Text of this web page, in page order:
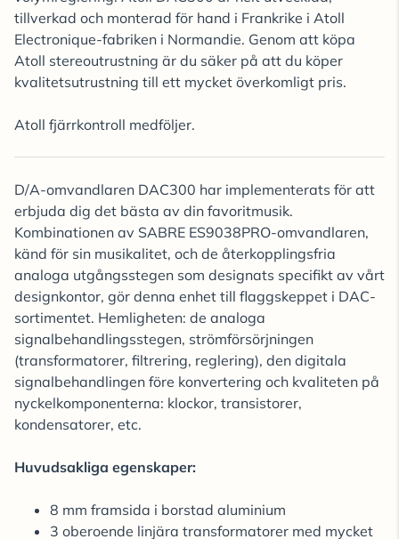
tillverkad och monterad för hand i Frankrike i Atoll
Electronique-fabriken i Normandie. Genom att köpa
Atoll stereoutrustning är du säker på att du köper
kvalitetsutrustning till ett mycket överkomligt pris.
Atoll fjärrkontroll medföljer.
D/A-omvandlaren DAC300 har implementerats för att
erbjuda dig det bästa av din favoritmusik.
Kombinationen av SABRE ES9038PRO-omvandlaren,
känd för sin musikalitet, och de återkopplingsfria
analoga utgångsstegen som designats specifikt av vårt
designkontor, gör denna enhet till flaggskeppet i DAC-
sortimentet. Hemligheten: de analoga
signalbehandlingsstegen, strömförsörjningen
(transformatorer, filtrering, reglering), den digitala
signalbehandlingen före konvertering och kvaliteten på
nyckelkomponenterna: klockor, transistorer,
kondensatorer, etc.
Huvudsakliga egenskaper:
8 mm framsida i borstad aluminium
3 oberoende linjära transformatorer med mycket